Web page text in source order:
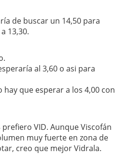
de buscar un 14,50 para
13,30.
al 3,60 o asi para
hay que esperar a los 4,00 con
prefiero VID. Aunque Viscofán
muy fuerte en zona de
creo que mejor Vidrala.